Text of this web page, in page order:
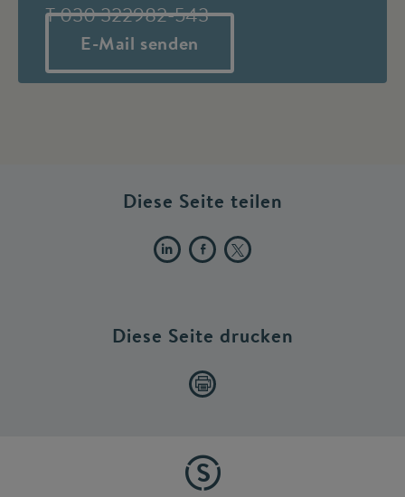
T 030 322982-543
E-Mail senden
Diese Seite teilen
Diese Seite drucken